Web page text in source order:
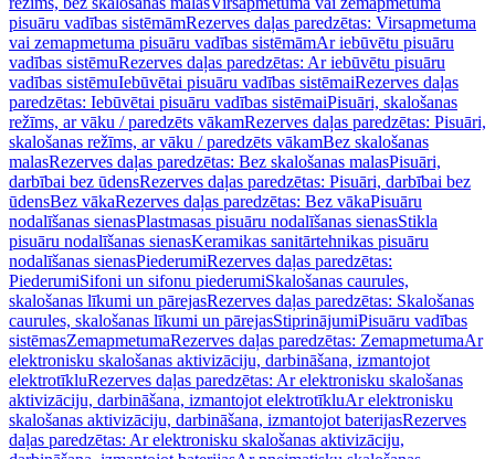
pisuāru vadības sistēmāmRezerves daļas paredzētas: Virsapmetuma
vai zemapmetuma pisuāru vadības sistēmāmAr iebūvētu pisuāru
vadības sistēmuRezerves daļas paredzētas: Ar iebūvētu pisuāru
vadības sistēmuIebūvētai pisuāru vadības sistēmaiRezerves daļas
paredzētas: Iebūvētai pisuāru vadības sistēmaiPisuāri, skalošanas
režīms, ar vāku / paredzēts vākamRezerves daļas paredzētas: Pisuāri,
skalošanas režīms, ar vāku / paredzēts vākamBez skalošanas
malasRezerves daļas paredzētas: Bez skalošanas malasPisuāri,
darbībai bez ūdensRezerves daļas paredzētas: Pisuāri, darbībai bez
ūdensBez vākaRezerves daļas paredzētas: Bez vākaPisuāru
nodalīšanas sienasPlastmasas pisuāru nodalīšanas sienasStikla
pisuāru nodalīšanas sienasKeramikas sanitārtehnikas pisuāru
nodalīšanas sienasPiederumiRezerves daļas paredzētas:
PiederumiSifoni un sifonu piederumiSkalošanas caurules,
skalošanas līkumi un pārejasRezerves daļas paredzētas: Skalošanas
caurules, skalošanas līkumi un pārejasStiprinājumiPisuāru vadības
sistēmasZemapmetumaRezerves daļas paredzētas: ZemapmetumaAr
elektronisku skalošanas aktivizāciju, darbināšana, izmantojot
elektrotīkluRezerves daļas paredzētas: Ar elektronisku skalošanas
aktivizāciju, darbināšana, izmantojot elektrotīkluAr elektronisku
skalošanas aktivizāciju, darbināšana, izmantojot baterijasRezerves
daļas paredzētas: Ar elektronisku skalošanas aktivizāciju,